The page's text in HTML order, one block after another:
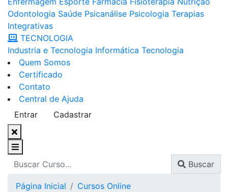
Odontologia Saúde Psicanálise Psicologia Terapias
Integrativas
TECNOLOGIA
Industria e Tecnologia Informática Tecnologia
Quem Somos
Certificado
Contato
Central de Ajuda
Entrar
Cadastrar
Buscar
Página Inicial
Cursos Online